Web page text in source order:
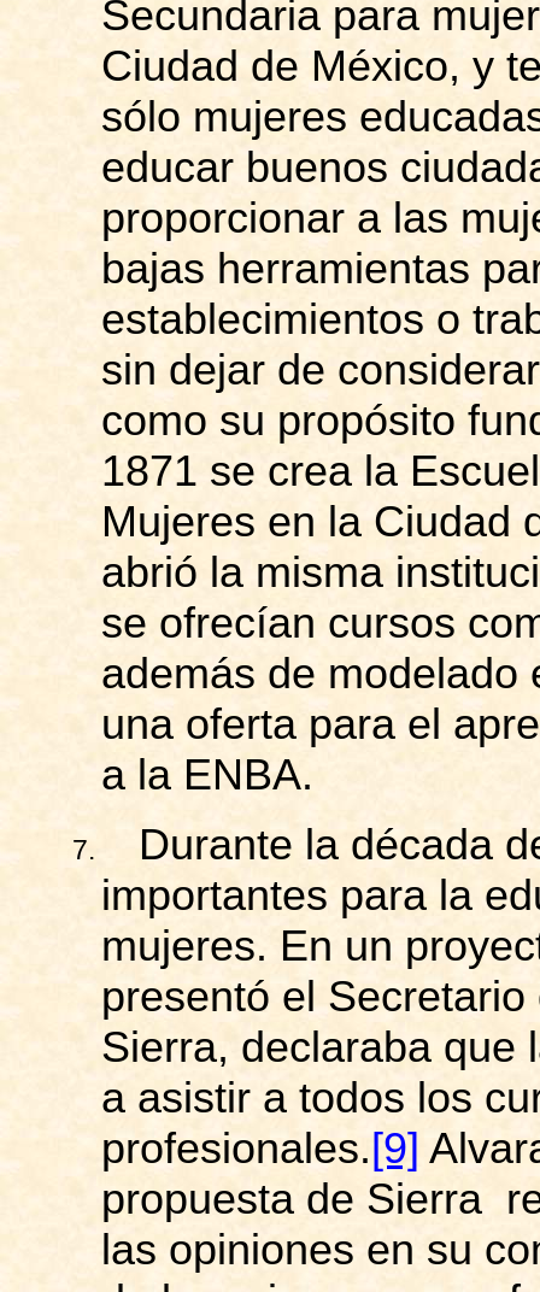
Secundaria para
Ciudad de México, y
sólo mujeres
educar buenos
proporcionar a las
bajas herramientas
establecimientos o
sin dejar de
como su propósito
1871 se crea la
Mujeres en la Ciudad
abrió la misma
se ofrecían cursos
además de modelado
una oferta para el
a la ENBA.
7.
Durante la década
importantes para la
mujeres. En un
presentó el
Sierra, declaraba que
a asistir a todos los
profesionales. [9]
propuesta de Sierra
las opiniones en su